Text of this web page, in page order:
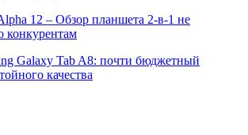
12 – Обзор планшета 2-в-1 не
конкурентам
Galaxy Tab A8: почти бюджетный
качества